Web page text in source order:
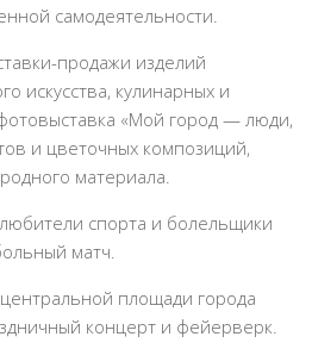
самодеятельности.
продажи изделий
искусства, кулинарных и
«Мой город — люди,
и цветочных композиций,
материала.
спорта и болельщики
матч.
площади города
концерт и фейерверк.